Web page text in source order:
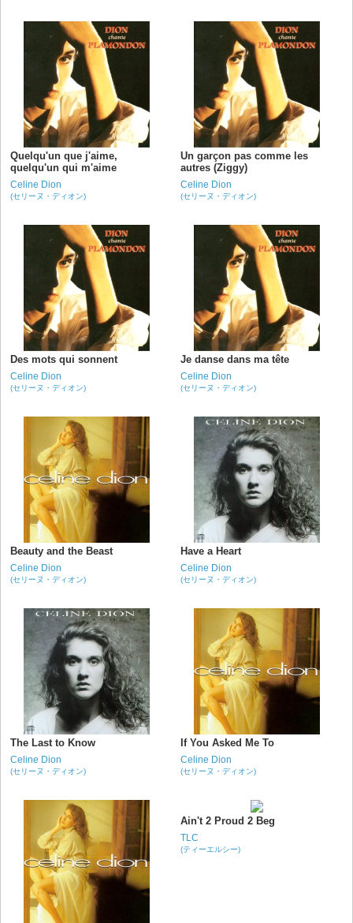
Quelqu'un que j'aime,
quelqu'un qui m'aime
Celine Dion
(セリーヌ・ディオン)
Un garçon pas comme les
autres (Ziggy)
Celine Dion
(セリーヌ・ディオン)
Des mots qui sonnent
Celine Dion
(セリーヌ・ディオン)
Je danse dans ma tête
Celine Dion
(セリーヌ・ディオン)
Beauty and the Beast
Celine Dion
(セリーヌ・ディオン)
Have a Heart
Celine Dion
(セリーヌ・ディオン)
The Last to Know
Celine Dion
(セリーヌ・ディオン)
If You Asked Me To
Celine Dion
(セリーヌ・ディオン)
Ain't 2 Proud 2 Beg
TLC
(ティーエルシー)